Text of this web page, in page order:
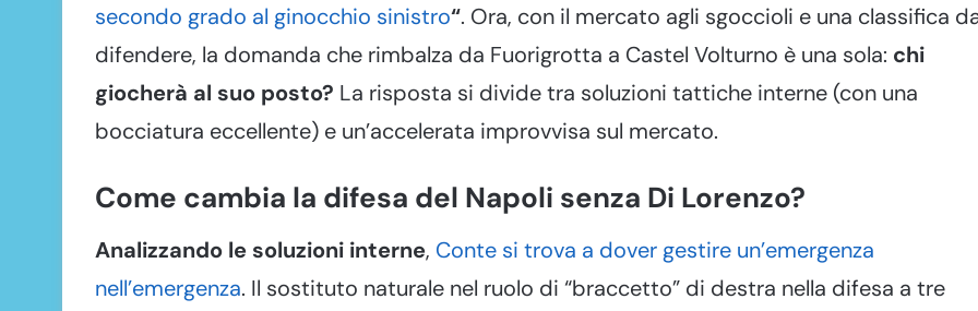
secondo grado al ginocchio sinistro“. Ora, con il mercato agli sgoccioli e una classifica
difendere, la domanda che rimbalza da Fuorigrotta a Castel Volturno è una sola: chi
giocherà al suo posto? La risposta si divide tra soluzioni tattiche interne (con una
bocciatura eccellente) e un’accelerata improvvisa sul mercato.
Come cambia la difesa del Napoli senza Di Lorenzo?
Analizzando le soluzioni interne, Conte si trova a dover gestire un’emergenza
nell’emergenza. Il sostituto naturale nel ruolo di “braccetto” di destra nella difesa a tre